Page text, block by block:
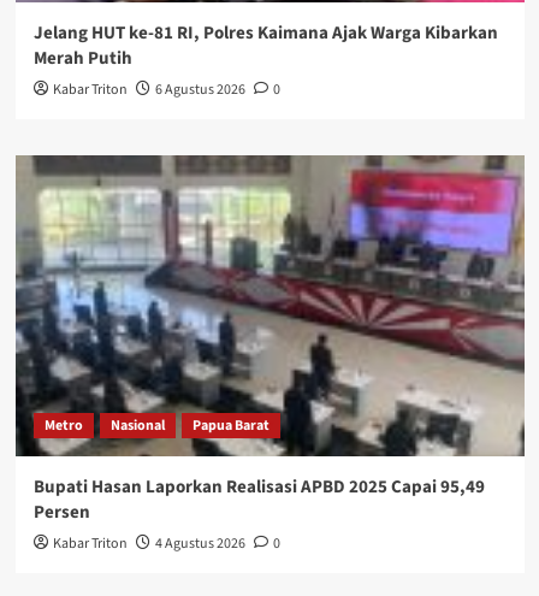
Jelang HUT ke-81 RI, Polres Kaimana Ajak Warga Kibarkan
Merah Putih
Kabar Triton 6 Agustus 2026 0
Metro Nasional Papua Barat
Bupati Hasan Laporkan Realisasi APBD 2025 Capai 95,49
Persen
Kabar Triton 4 Agustus 2026 0